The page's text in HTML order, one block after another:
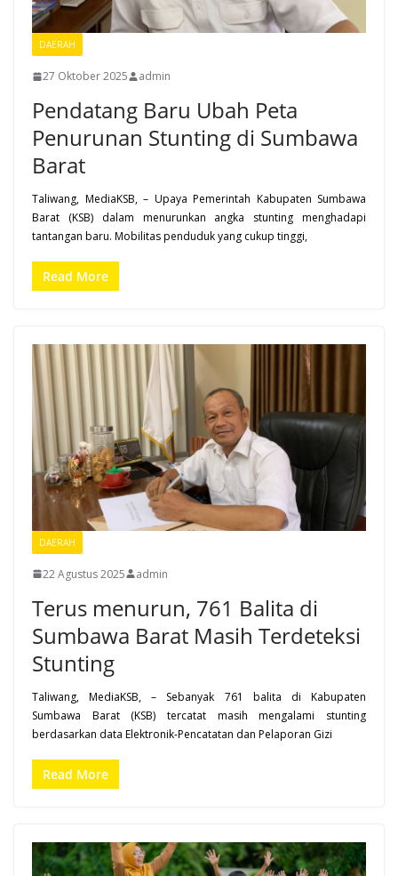
DAERAH
27 Oktober 2025 admin
Pendatang Baru Ubah Peta
Penurunan Stunting di Sumbawa
Barat
Taliwang, MediaKSB, – Upaya Pemerintah Kabupaten Sumbawa
Barat (KSB) dalam menurunkan angka stunting menghadapi
tantangan baru. Mobilitas penduduk yang cukup tinggi,
Read More
DAERAH
22 Agustus 2025 admin
Terus menurun, 761 Balita di
Sumbawa Barat Masih Terdeteksi
Stunting
Taliwang, MediaKSB, – Sebanyak 761 balita di Kabupaten
Sumbawa Barat (KSB) tercatat masih mengalami stunting
berdasarkan data Elektronik-Pencatatan dan Pelaporan Gizi
Read More